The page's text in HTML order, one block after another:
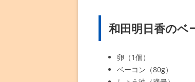
和田明日香のベ
卵（1個）
ベーコン（80g）